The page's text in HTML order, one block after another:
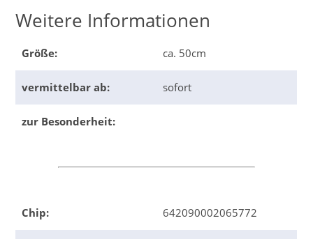
Weitere Informationen
Größe: ca. 50cm
vermittelbar ab: sofort
zur Besonderheit:
Chip: 642090002065772